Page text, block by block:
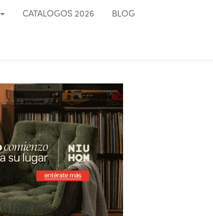
CATALOGOS 2026 BLOG